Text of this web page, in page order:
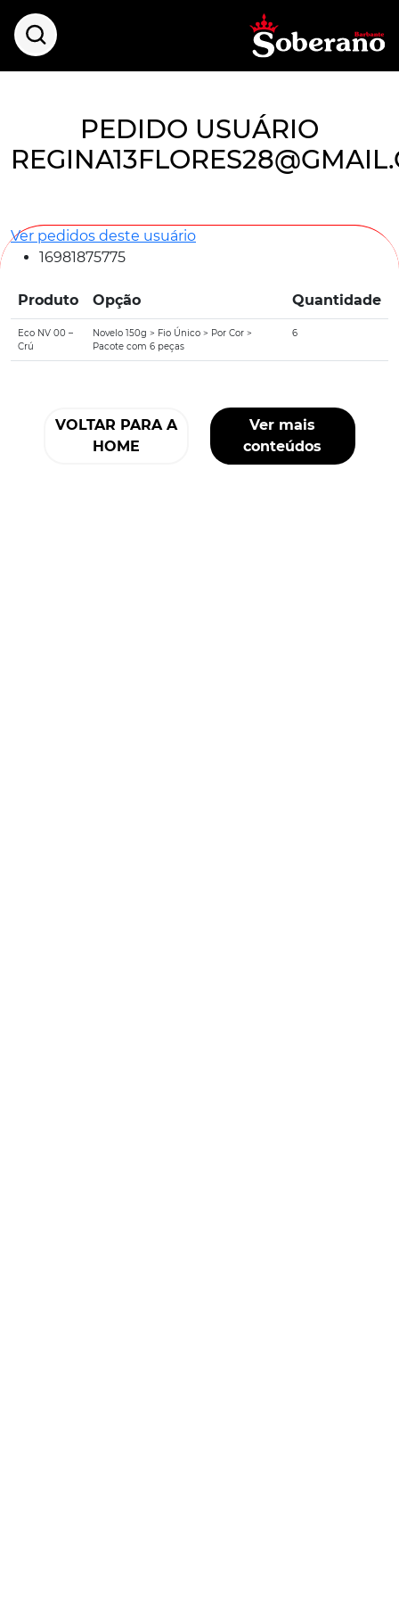
PEDIDO USUÁRIO
Ver pedidos deste usuário
16981875775
Produto Opção Quantidade
Eco NV 00 –
Crú
Novelo 150g > Fio Único > Por Cor >
Pacote com 6 peças
6
VOLTAR PARA A
HOME
Ver mais
conteúdos